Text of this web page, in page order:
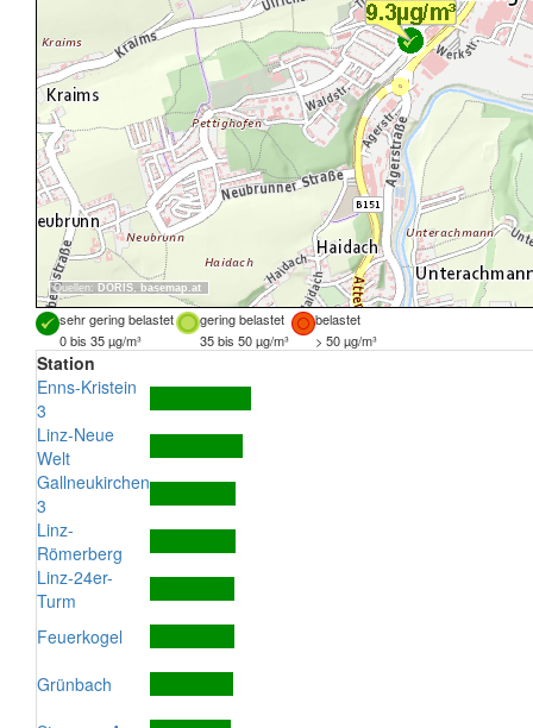
Quellen: DORIS, basemap.at
sehr gering belastet gering belastet
belastet
0 bis 35 µg/m³
35 bis 50 µg/m³ > 50 µg/m³
Station
Enns-Kristein
3
Linz-Neue
Welt
Gallneukirchen
3
Linz-
Römerberg
Linz-24er-
Turm
Feuerkogel
Grünbach